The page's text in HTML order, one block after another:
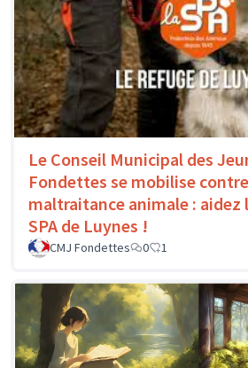
Le Conseil Municipal des
Fondettes se mobilise
maltraitance animale : aidez
SPA de Luynes !
CMJ Fondettes 0 1